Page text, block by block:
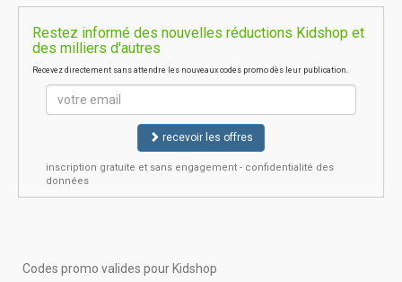
Restez informé des nouvelles réductions Kidshop et
des milliers d'autres
Recevez directement sans attendre les nouveaux codes promo dès leur publication.
recevoir les offres
inscription gratuite et sans engagement - confidentialité des
données
Codes promo valides pour Kidshop